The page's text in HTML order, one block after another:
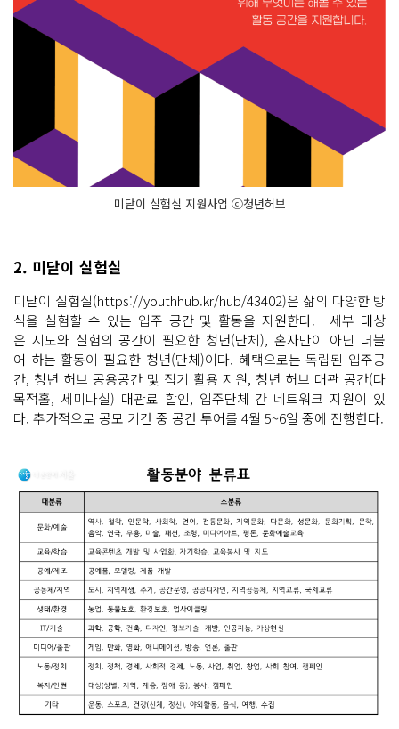
미닫이 실험실 지원사업 ⓒ청년허브
2. 미닫이 실험실
미닫이 실험실(https://youthhub.kr/hub/43402)은 삶의 다양한 방
식을 실험할 수 있는 입주 공간 및 활동을 지원한다. 세부 대상
은 시도와 실험의 공간이 필요한 청년(단체), 혼자만이 아닌 더불
어 하는 활동이 필요한 청년(단체)이다. 혜택으로는 독립된 입주공
간, 청년 허브 공용공간 및 집기 활용 지원, 청년 허브 대관 공간(다
목적홀, 세미나실) 대관료 할인, 입주단체 간 네트워크 지원이 있
다. 추가적으로 공모 기간 중 공간 투어를 4월 5~6일 중에 진행한다.